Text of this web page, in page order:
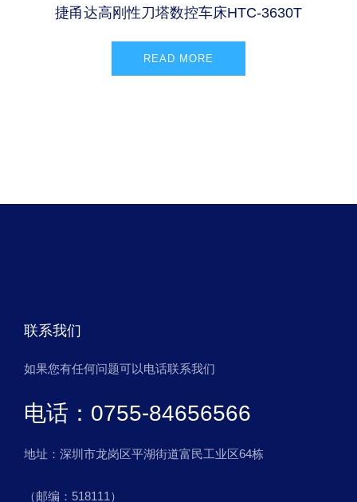
捷甬达高刚性刀塔数控车床HTC-3630T
READ MORE
联系我们
如果您有任何问题可以电话联系我们
电话：0755-84656566
地址：深圳市龙岗区平湖街道富民工业区64栋
（邮编：518111）